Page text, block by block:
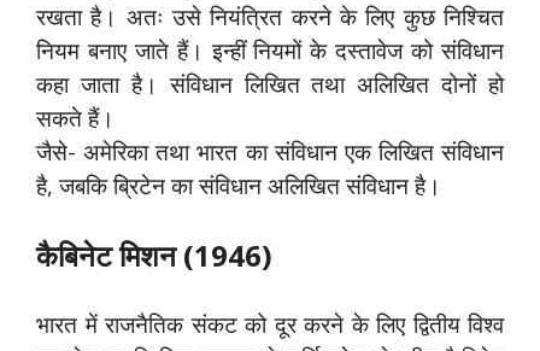
रखता है। अतः उसे नियंत्रित करने के लिए कुछ निश्चित
नियम बनाए जाते हैं। इन्हीं नियमों के दस्तावेज को संविधान
कहा जाता है। संविधान लिखित तथा अलिखित दोनों हो
सकते हैं।
जैसे- अमेरिका तथा भारत का संविधान एक लिखित संविधान
है, जबकि ब्रिटेन का संविधान अलिखित संविधान है।
कैबिनेट मिशन (1946)
भारत में राजनैतिक संकट को दूर करने के लिए द्वितीय विश्व